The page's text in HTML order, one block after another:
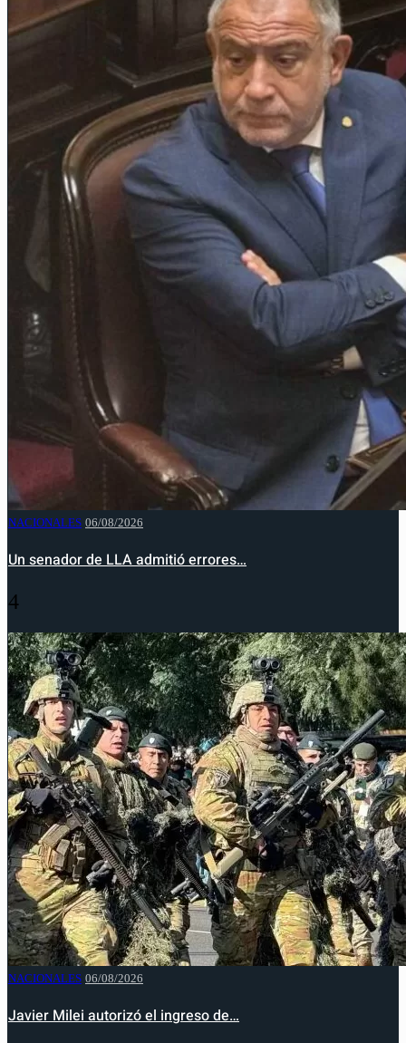
NACIONALES 06/08/2026
Un senador de LLA admitió errores…
4
NACIONALES 06/08/2026
Javier Milei autorizó el ingreso de…